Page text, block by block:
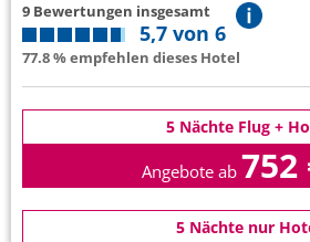
9 Bewertungen insgesamt
5,7 von 6
77.8 % empfehlen dieses Hotel
5 Nächte Flug +
Angebote ab 752
5 Nächte nur